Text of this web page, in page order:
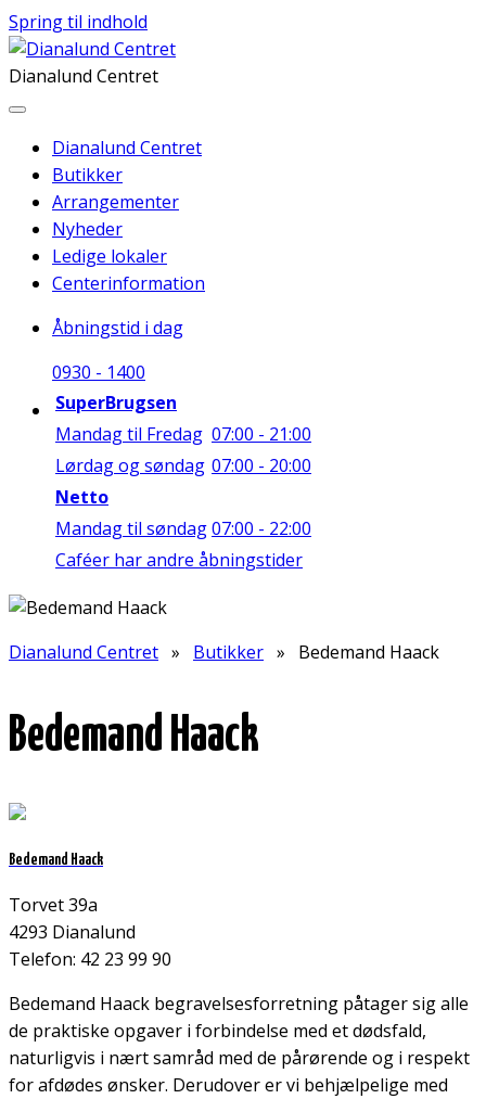
Spring til indhold
Dianalund Centret
Dianalund Centret
Butikker
Arrangementer
Nyheder
Ledige lokaler
Centerinformation
Åbningstid i dag
0930 - 1400
SuperBrugsen
Mandag til Fredag 07:00 - 21:00
Lørdag og søndag 07:00 - 20:00
Netto
Mandag til søndag07:00 - 22:00
Caféer har andre åbningstider
Dianalund Centret » Butikker » Bedemand Haack
Bedemand Haack
Bedemand Haack
Torvet 39a
4293 Dianalund
Telefon: 42 23 99 90
Bedemand Haack begravelsesforretning påtager sig alle
de praktiske opgaver i forbindelse med et dødsfald,
naturligvis i nært samråd med de pårørende og i respekt
for afdødes ønsker. Derudover er vi behjælpelige med